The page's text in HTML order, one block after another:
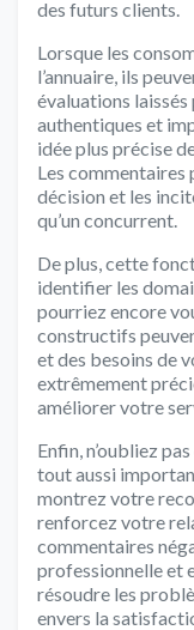
des futurs clients.
Lorsque les
l’annuaire, ils
évaluations laissés
authentiques et
idée plus précise
Les
décision et les
qu’un concurrent.
De plus, cette
identifier les
pourriez encore
constructifs
et des besoins de
extrêmement
améliorer votre
Enfin, n’oubliez
tout aussi
montrez votre
renforcez votre
commentaires
professionnelle et
résoudre les
envers la